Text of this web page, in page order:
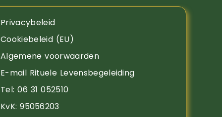
Privacybeleid
Cookiebeleid (EU)
Algemene voorwaarden
E-mail Rituele Levensbegeleiding
Tel: 06 31 052510
KvK: 95056203